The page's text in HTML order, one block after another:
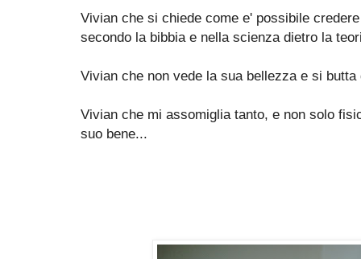
Vivian che si chiede come e' possibile
secondo la bibbia e nella scienza dietro la
Vivian che non vede la sua bellezza e si butta
Vivian che mi assomiglia tanto, e non solo
suo bene...